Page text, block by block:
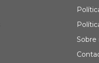
Sobre